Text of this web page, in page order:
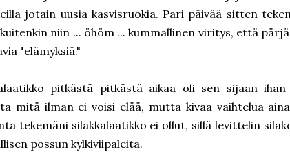
jotain uusia kasvisruokia. Pari päivää sitten
niin ... öhöm ... kummallinen viritys, että
"elämyksiä."
pitkästä pitkästä aikaa oli sen sijaan
mitä ilman ei voisi elää, mutta kivaa vaihtelua
tekemäni silakkalaatikko ei ollut, sillä levittelin
possun kylkiviipaleita.